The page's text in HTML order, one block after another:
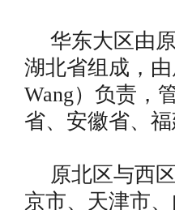
华东大区由
湖北省组成，
Wang）负责，
省、安徽省、
原北区与西
京市、天津市